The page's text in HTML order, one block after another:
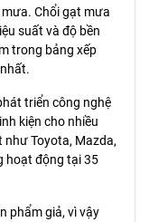
Chổi gạt mưa
suất và độ bền
trong bảng xếp
triển công nghệ
kiện cho nhiều
như Toyota, Mazda,
hoạt động tại 35
phẩm giả, vì vậy